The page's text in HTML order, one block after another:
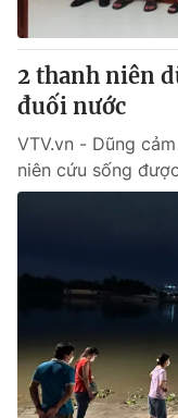
2 thanh niên
đuối nước
VTV.vn - Dũng
niên cứu sống